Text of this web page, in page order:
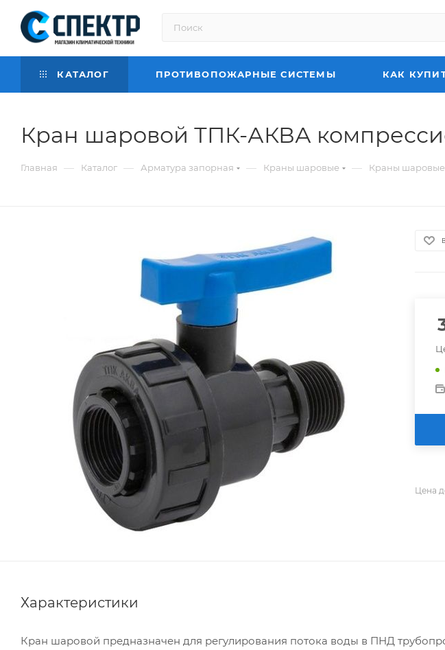
КАТАЛОГ ПРОТИВОПОЖАРНЫЕ СИСТЕМЫ КАК
Кран шаровой ТПК-АКВА
Главная — Каталог — Арматура запорная — Краны шаровые — Краны
Цена
Характеристики
Кран шаровой предназначен для регулирования потока воды в ПНД